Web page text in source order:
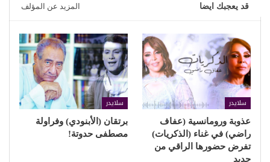
قد يعجبك ايضا المزيد عن المؤلف
سلايدر
عذوبة ورومانسية (عفاف
راضي) في غناء (الذكريات)
تفرض حضورها الراقي من
جديد
سلايدر
برتقان (الأبنودي) وفراولة
مصطفى حدوتة!